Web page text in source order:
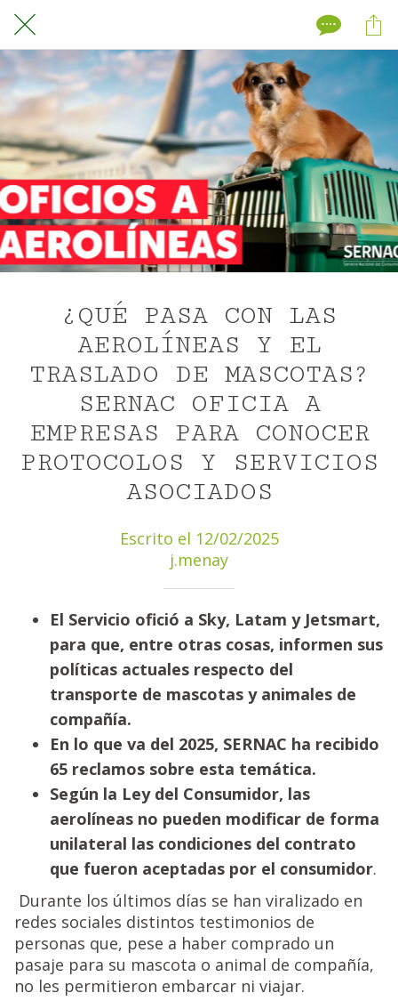
¿QUÉ PASA CON LAS
AEROLÍNEAS Y EL
TRASLADO DE MASCOTAS?
SERNAC OFICIA A
EMPRESAS PARA CONOCER
PROTOCOLOS Y SERVICIOS
ASOCIADOS
Escrito el 12/02/2025
j.menay
El Servicio ofició a Sky, Latam y Jetsmart,
para que, entre otras cosas, informen sus
políticas actuales respecto del
transporte de mascotas y animales de
compañía.
En lo que va del 2025, SERNAC ha recibido
65 reclamos sobre esta temática.
Según la Ley del Consumidor, las
aerolíneas no pueden modificar de forma
unilateral las condiciones del contrato
que fueron aceptadas por el consumidor.
Durante los últimos días se han viralizado en
redes sociales distintos testimonios de
personas que, pese a haber comprado un
pasaje para su mascota o animal de compañía,
no les permitieron embarcar ni viajar.